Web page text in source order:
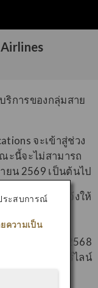
ริการของกลุ่มสาย
จะเข้าสู่ช่วง
ะนี้จะไม่สามารถ
ยน 2569 เป็นต้นไป
งเมื่อใด จะแจ้งให้
ที่ 24 เมษายน 2568
ารบินเจแปนแอร์ไลน์
ระสบการณ์
ความเป็น